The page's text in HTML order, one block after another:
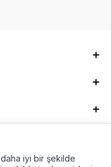
iyi bir şekilde